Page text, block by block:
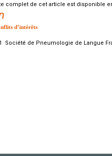
complet de cet article est disponible
d’intérêts
Société de Pneumologie de Langue